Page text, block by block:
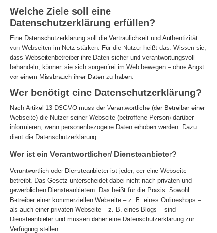
Welche Ziele soll eine
Datenschutzerklärung erfüllen?
Eine Datenschutzerklärung soll die Vertraulichkeit und Authentizität
von Webseiten im Netz stärken. Für die Nutzer heißt das: Wissen sie,
dass Webseitenbetreiber ihre Daten sicher und verantwortungsvoll
behandeln, können sie sich sorgenfrei im Web bewegen – ohne Angst
vor einem Missbrauch ihrer Daten zu haben.
Wer benötigt eine Datenschutzerklärung?
Nach Artikel 13 DSGVO muss der Verantwortliche (der Betreiber einer
Webseite) die Nutzer seiner Webseite (betroffene Person) darüber
informieren, wenn personenbezogene Daten erhoben werden. Dazu
dient die Datenschutzerklärung.
Wer ist ein Verantwortlicher/ Diensteanbieter?
Verantwortlich oder Diensteanbieter ist jeder, der eine Webseite
betreibt. Das Gesetz unterscheidet dabei nicht nach privaten und
gewerblichen Diensteanbietern. Das heißt für die Praxis: Sowohl
Betreiber einer kommerziellen Webseite – z. B. eines Onlineshops –
als auch einer privaten Webseite – z. B. eines Blogs – sind
Diensteanbieter und müssen daher eine Datenschutzerklärung zur
Verfügung stellen.